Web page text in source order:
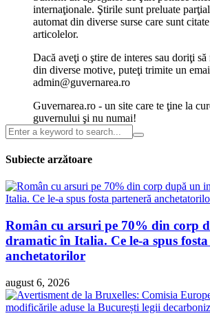
internaţionale. Ştirile sunt preluate
automat din diverse surse care sunt
articolelor.
Dacă aveţi o ştire de interes sau doriţi să
din diverse motive, puteţi trimite un
admin@guvernarea.ro
Guvernarea.ro - un site care te ţine la
guvernului şi nu numai!
Subiecte arzătoare
Român cu arsuri pe 70% din corp
dramatic în Italia. Ce le-a spus
anchetatorilor
august 6, 2026